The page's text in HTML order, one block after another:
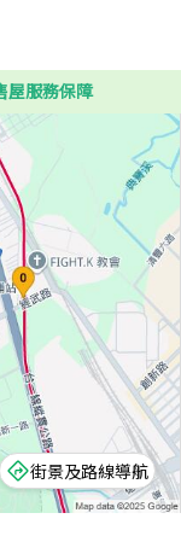
屋服務保障
街景及路線導航